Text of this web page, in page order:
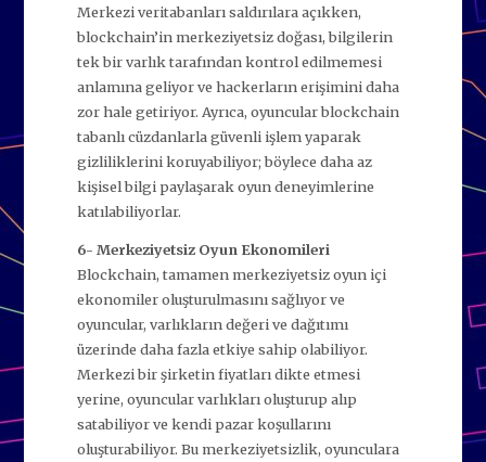
Merkezi veritabanları saldırılara açıkken,
blockchain’in merkeziyetsiz doğası, bilgilerin
tek bir varlık tarafından kontrol edilmemesi
anlamına geliyor ve hackerların erişimini daha
zor hale getiriyor. Ayrıca, oyuncular blockchain
tabanlı cüzdanlarla güvenli işlem yaparak
gizliliklerini koruyabiliyor; böylece daha az
kişisel bilgi paylaşarak oyun deneyimlerine
katılabiliyorlar.
6- Merkeziyetsiz Oyun Ekonomileri
Blockchain, tamamen merkeziyetsiz oyun içi
ekonomiler oluşturulmasını sağlıyor ve
oyuncular, varlıkların değeri ve dağıtımı
üzerinde daha fazla etkiye sahip olabiliyor.
Merkezi bir şirketin fiyatları dikte etmesi
yerine, oyuncular varlıkları oluşturup alıp
satabiliyor ve kendi pazar koşullarını
oluşturabiliyor. Bu merkeziyetsizlik, oyunculara